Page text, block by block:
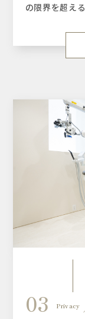
の限界を超え
03 Privacy